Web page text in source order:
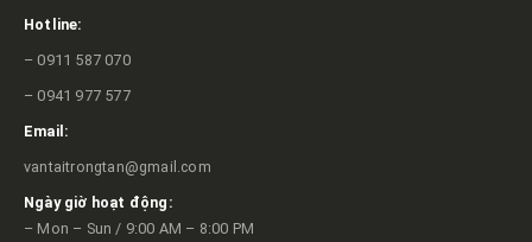
Hotline:
– 0911 587 070
– 0941 977 577
Email:
vantaitrongtan@gmail.com
Ngày giờ hoạt động:
– Mon – Sun / 9:00 AM – 8:00 PM